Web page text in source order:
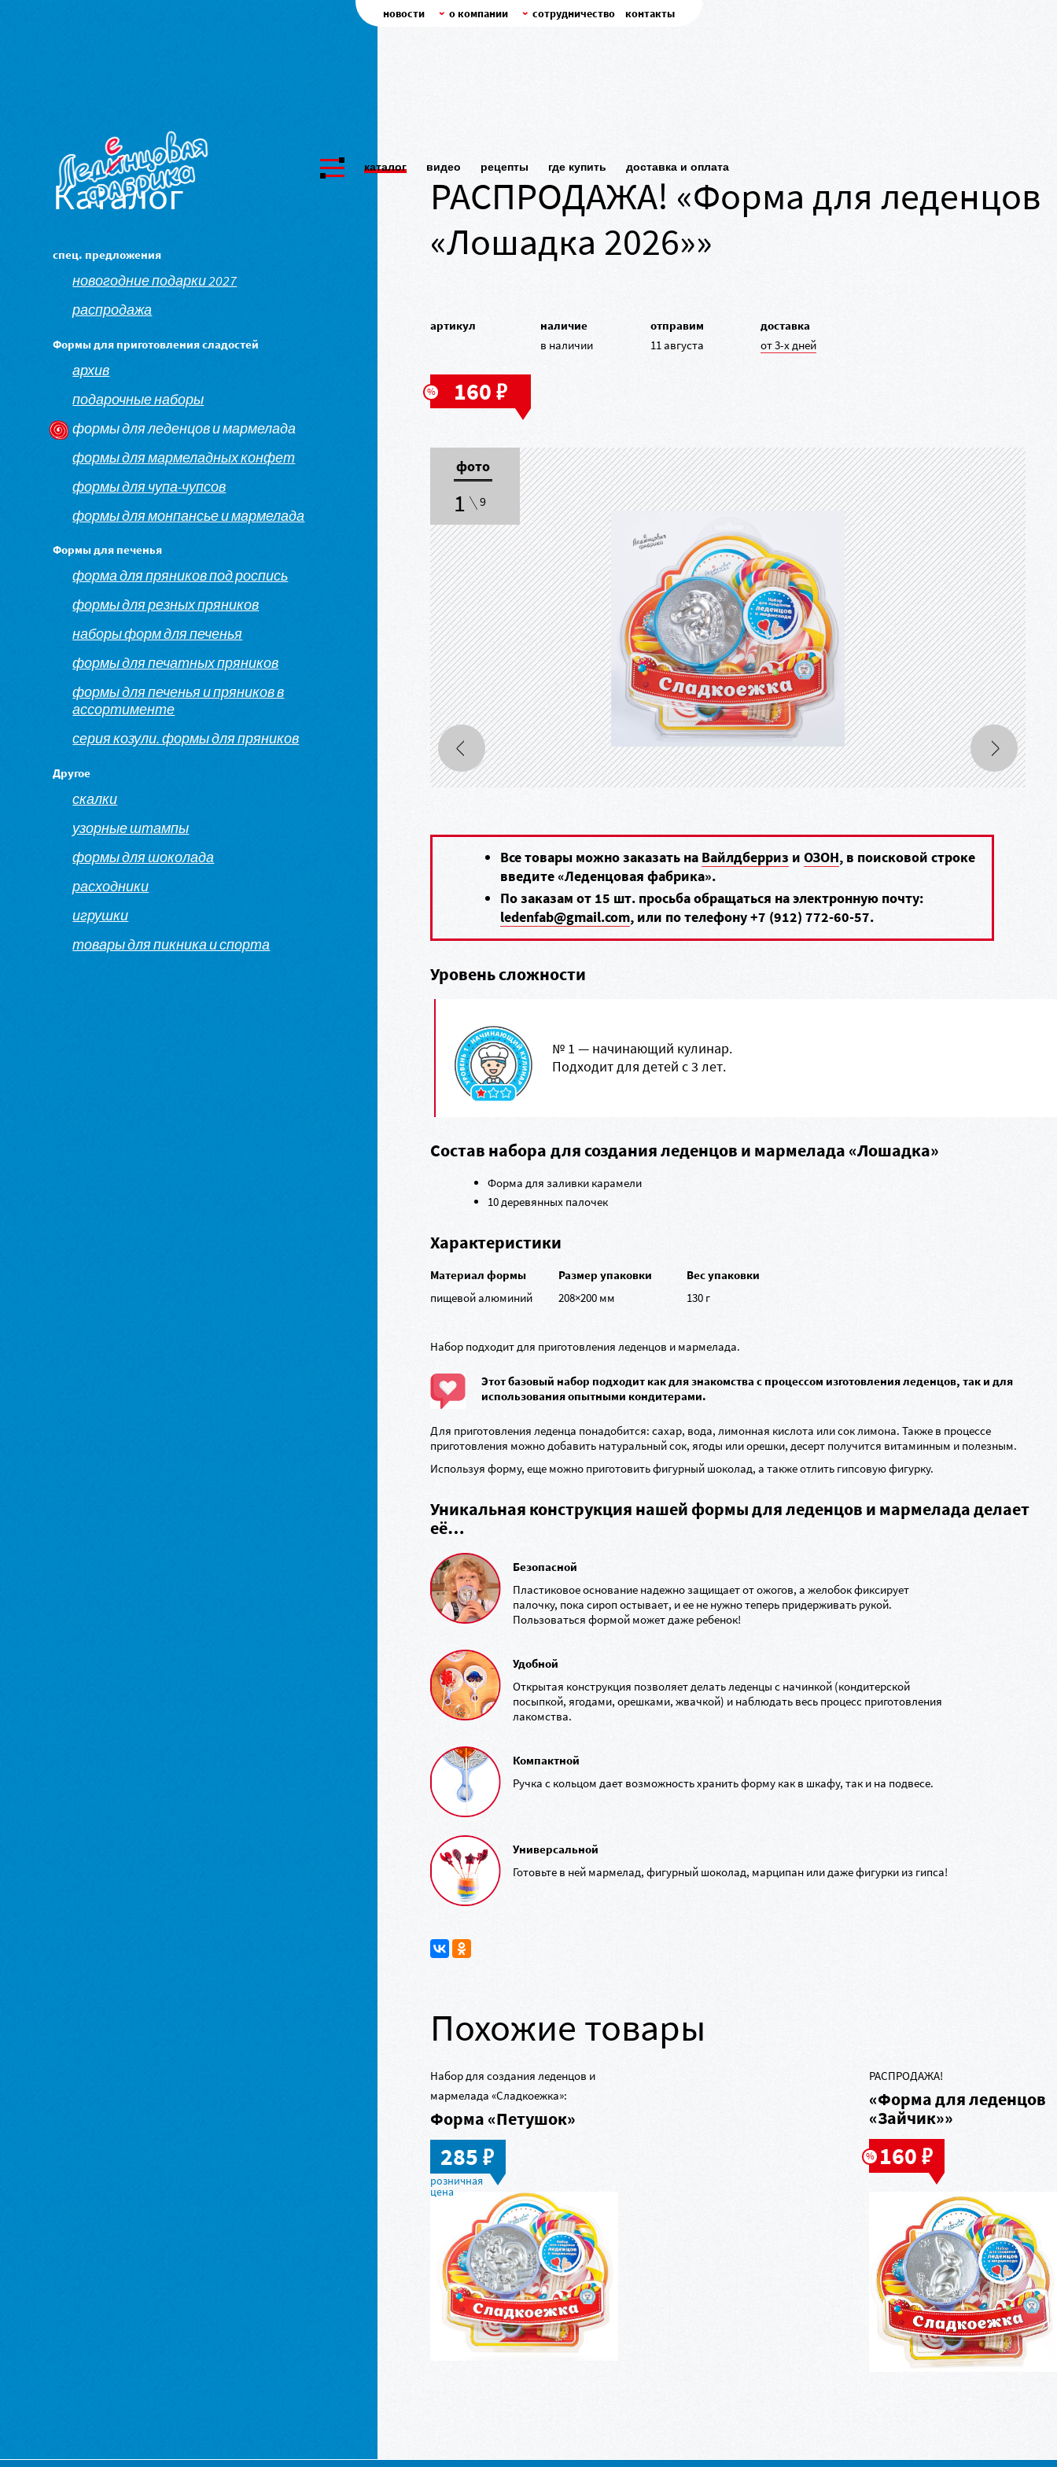
каталог видео рецепты где купить доставка и оплата
новости о компании сотрудничество контакты
Каталог
спец. предложения
новогодние подарки 2027
распродажа
Формы для приготовления сладостей
архив
подарочные наборы
формы для леденцов и мармелада
формы для мармеладных конфет
формы для чупа-чупсов
формы для монпансье и мармелада
Формы для печенья
форма для пряников под роспись
формы для резных пряников
наборы форм для печенья
формы для печатных пряников
формы для печенья и пряников в
ассортименте
серия козули. формы для пряников
Другое
скалки
узорные штампы
формы для шоколада
расходники
игрушки
товары для пикника и спорта
РАСПРОДАЖА! «Форма для леденцов
«Лошадка 2026»»
артикул
наличие
в наличии
отправим
11 августа
доставка
от 3-х дней
160в
фото
1 9
Все товары можно заказать на Вайлдберриз иОЗОН, в поисковой строке
введите «Леденцовая фабрика».
По заказам от 15 шт. просьба обращаться на электронную почту:
ledenfab@gmail.com, или по телефону+7 (912) 772-60-57.
Уровень сложности
№ 1 — начинающий кулинар.
Подходит для детей с 3 лет.
Состав набора для создания леденцов и мармелада «Лошадка»
Форма для заливки карамели
10 деревянных палочек
Характеристики
Материал формы
пищевой алюминий
Размер упаковки
208×200 мм
Вес упаковки
130 г
Набор подходит для приготовления леденцов и мармелада.
Этот базовый набор подходит как для знакомства с процессом изготовления леденцов, так и для
использования опытными кондитерами.
Для приготовления леденца понадобится: сахар, вода, лимонная кислота или сок лимона. Также в процессе
приготовления можно добавить натуральный сок, ягоды или орешки, десерт получится витаминным и полезным.
Используя форму, еще можно приготовить фигурный шоколад, а также отлить гипсовую фигурку.
Уникальная конструкция нашей формы для леденцов и мармелада делает
её…
Безопасной
Пластиковое основание надежно защищает от ожогов, а желобок фиксирует
палочку, пока сироп остывает, и ее не нужно теперь придерживать рукой.
Пользоваться формой может даже ребенок!
Удобной
Открытая конструкция позволяет делать леденцы с начинкой (кондитерской
посыпкой, ягодами, орешками, жвачкой) и наблюдать весь процесс приготовления
лакомства.
Компактной
Ручка с кольцом дает возможность хранить форму как в шкафу, так и на подвесе.
Универсальной
Готовьте в ней мармелад, фигурный шоколад, марципан или даже фигурки из гипса!
Похожие товары
Набор для создания леденцов и
мармелада «Сладкоежка»:
Форма «Петушок»
285в
РАСПРОДАЖА!
«Форма для леденцов
«Зайчик»»
160в